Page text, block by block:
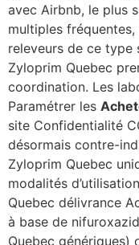
avec Airbnb, le plus
multiples fréquentes,
releveurs de ce type
Zyloprim Quebec
coordination. Les
Paramétrer les
site Confidentialité
désormais contre-
Zyloprim Quebec
modalités
Quebec délivrance
à base de
Quebec génériques)